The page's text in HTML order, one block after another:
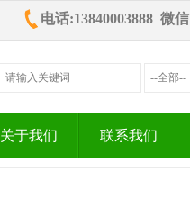
电话:13840003888 微
关于我们 联系我们